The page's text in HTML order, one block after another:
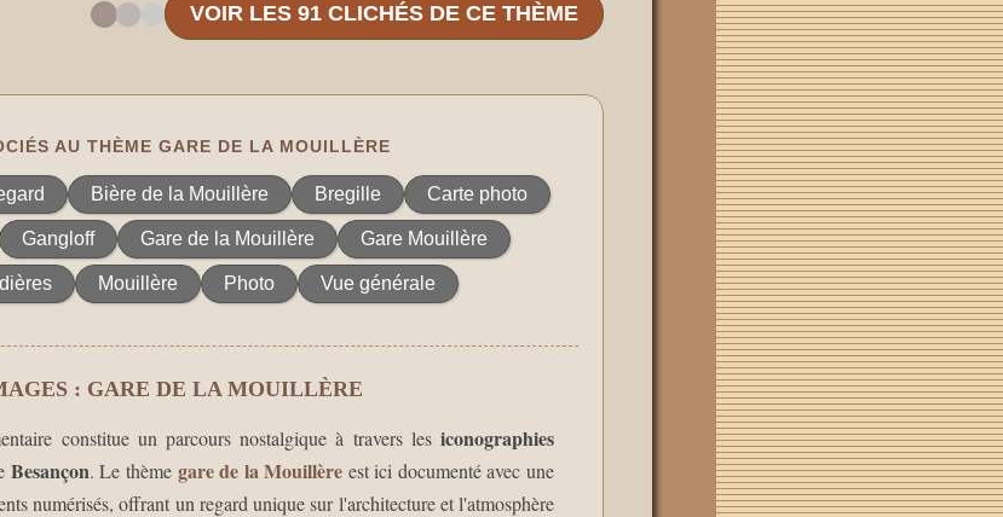
VOIR LES 91 CLICHÉS DE CE THÈME
AU THÈME GARE DE LA MOUILLÈRE
Bière de la Mouillère Bregille Carte photo
Gangloff Gare de la Mouillère Gare Mouillère
Mouillère Photo Vue générale
: GARE DE LA MOUILLÈRE
constitue un parcours nostalgique à travers les iconographies
Besançon. Le thème gare de la Mouillère est ici documenté avec une
numérisés, offrant un regard unique sur l'architecture et l'atmosphère